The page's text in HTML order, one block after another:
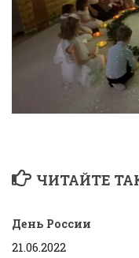
ЧИТАЙТЕ
День России
21.06.2022